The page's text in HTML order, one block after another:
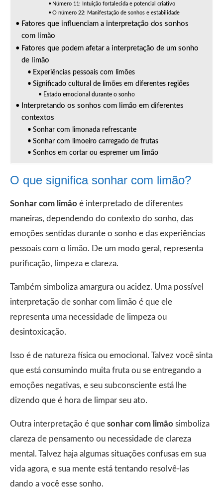
Número 11: Intuição fortalecida e potencial criativo
O número 22: Manifestação de sonhos e estabilidade
Fatores que influenciam a interpretação dos sonhos
com limão
Fatores que podem afetar a interpretação de um sonho
de limão
Experiências pessoais com limões
Significado cultural de limões em diferentes regiões
Estado emocional durante o sonho
Interpretando os sonhos com limão em diferentes
contextos
Sonhar com limonada refrescante
Sonhar com limoeiro carregado de frutas
Sonhos em cortar ou espremer um limão
O que significa sonhar com limão?
Sonhar com limão é interpretado de diferentes
maneiras, dependendo do contexto do sonho, das
emoções sentidas durante o sonho e das experiências
pessoais com o limão. De um modo geral, representa
purificação, limpeza e clareza.
Também simboliza amargura ou acidez. Uma possível
interpretação de sonhar com limão é que ele
representa uma necessidade de limpeza ou
desintoxicação.
Isso é de natureza física ou emocional. Talvez você sinta
que está consumindo muita fruta ou se entregando a
emoções negativas, e seu subconsciente está lhe
dizendo que é hora de limpar seu ato.
Outra interpretação é que sonhar com limão simboliza
clareza de pensamento ou necessidade de clareza
mental. Talvez haja algumas situações confusas em sua
vida agora, e sua mente está tentando resolvê-las
dando a você esse sonho.